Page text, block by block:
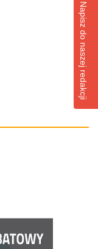
Napisz do naszej redakcji